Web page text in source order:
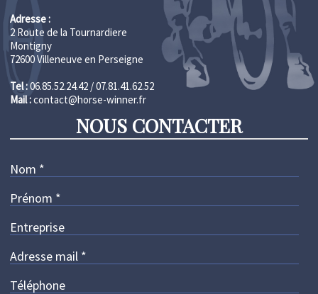
Adresse :
2 Route de la Tournardiere
Montigny
72600 Villeneuve en Perseigne
Tel :06.85.52.24.42 / 07.81.41.62.52
Mail :contact@horse-winner.fr
NOUS CONTACTER
Nom *
Prénom *
Entreprise
Adresse mail *
Téléphone